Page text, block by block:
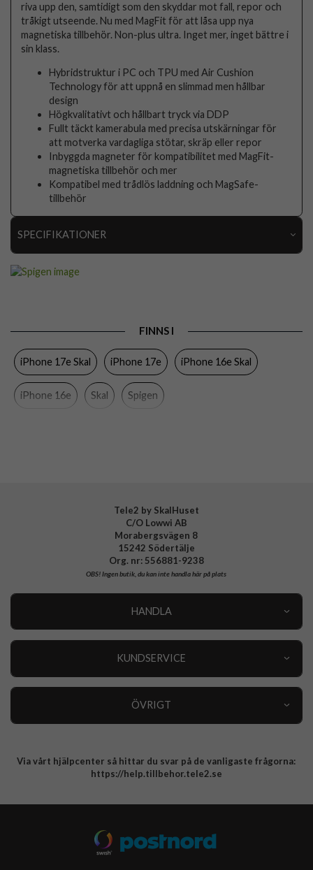
riva upp den, samtidigt som den skyddar mot fall, repor och
tråkigt utseende. Nu med MagFit för att låsa upp nya
magnetiska tillbehör. Non-plus ultra. Inget mer, inget bättre i
sin klass.
Hybridstruktur i PC och TPU med Air Cushion
Technology för att uppnå en slimmad men hållbar
design
Högkvalitativt och hållbart tryck via DDP
Fullt täckt kamerabula med precisa utskärningar för
att motverka vardagliga stötar, skräp eller repor
Inbyggda magneter för kompatibilitet med MagFit-
magnetiska tillbehör och mer
Kompatibel med trådlös laddning och MagSafe-
tillbehör
SPECIFIKATIONER
Färg
Hårdplast (PC), Mjukplast (TPU)
FINNS I
iPhone 17e Skal iPhone 17e iPhone 16e Skal
iPhone 16e Skal Spigen
Tele2 by SkalHuset
C/O Lowwi AB
Morabergsvägen 8
15242 Södertälje
Org. nr: 556881-9238
OBS!Ingen butik, du kan inte handla här på plats
HANDLA
KUNDSERVICE
ÖVRIGT
Integritetspolicy
Via vårt hjälpcenter så hittar du svar på de vanligaste frågorna:
https://help.tillbehor.tele2.se